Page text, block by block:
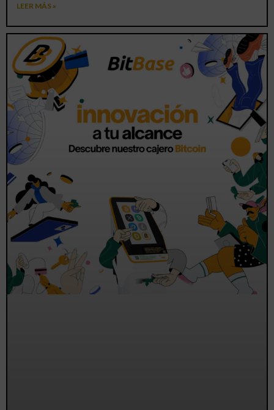
LEER MÁS »